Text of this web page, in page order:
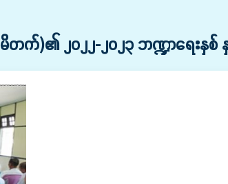
က်)၏ ၂၀၂၂-၂၀၂၃ ဘဏ္ဍာရေး